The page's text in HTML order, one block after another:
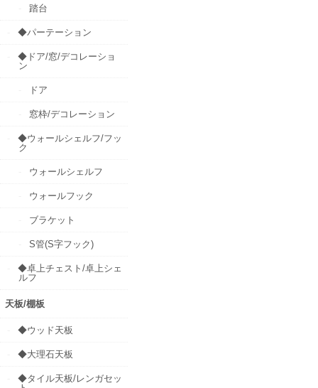
踏台
◆パーテーション
◆ドア/窓/デコレーショ
ン
ドア
窓枠/デコレーション
◆ウォールシェルフ/フッ
ク
ウォールシェルフ
ウォールフック
ブラケット
S管(S字フック)
◆卓上チェスト/卓上シェ
ルフ
天板/棚板
◆ウッド天板
◆大理石天板
◆タイル天板/レンガセッ